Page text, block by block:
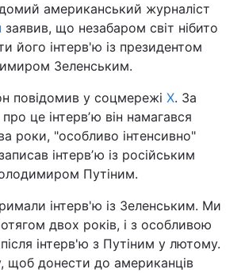
американський журналіст
заявив, що незабаром світ нібито
його інтерв'ю із президентом
Зеленським.
повідомив у соцмережі Х. За
це інтервʼю він намагався
роки, "особливо інтенсивно"
інтервʼю із російським
Путіним.
інтерв'ю із Зеленським. Ми
двох років, і з особливою
після інтерв'ю з Путіним у лютому.
щоб донести до американців